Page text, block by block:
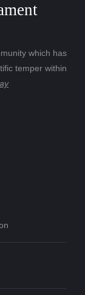
which has
temper within